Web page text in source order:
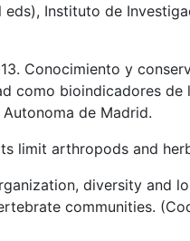
eds), Instituto de
Conocimiento y
como bioindicadores
de Madrid.
limit arthropods and
diversity
communities.